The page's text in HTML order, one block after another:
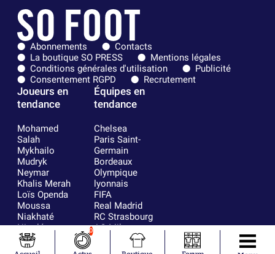
Abonnements
Contacts
La boutique SO PRESS
Mentions légales
Conditions générales d'utilisation
Publicité
Consentement RGPD
Recrutement
Joueurs en
tendance
Mohamed
Salah
Mykhailo
Mudryk
Neymar
Khalis Merah
Loïs Openda
Moussa
Niakhaté
Nicolás
Tagliafico
Pavel Šulc
Équipes en
tendance
Chelsea
Paris Saint-
Germain
Bordeaux
Olympique
lyonnais
FIFA
Real Madrid
RC Strasbourg
AC Milan
RC Lens
0